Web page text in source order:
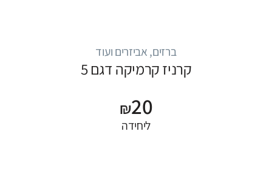
ברזים, אביזרים ועוד
קרניז קרמיקה דגם 5
₪20
ליחידה